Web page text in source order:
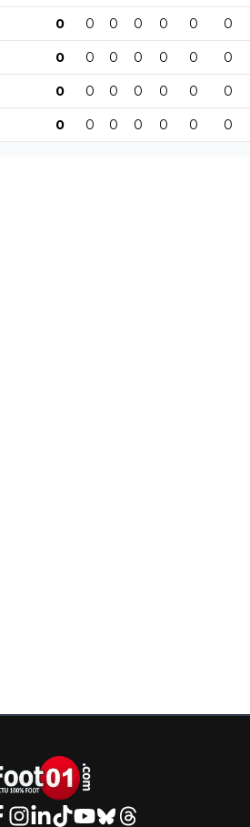
0 0 0 0 0 0 0
0 0 0 0 0 0 0
0 0 0 0 0 0 0
0 0 0 0 0 0 0